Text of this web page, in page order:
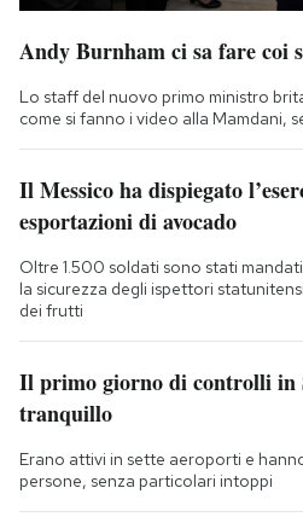
Andy Burnham ci sa fare coi
Lo staff del nuovo primo ministro
come si fanno i video alla Mamdani,
Il Messico ha dispiegato
esportazioni di avocado
Oltre 1.500 soldati sono stati
la sicurezza degli ispettori
dei frutti
Il primo giorno di controlli in
tranquillo
Erano attivi in sette aeroporti e
persone, senza particolari intoppi